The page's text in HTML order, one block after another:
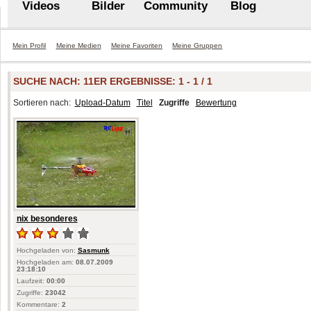
Videos Bilder Community Blog
Mein Profil Meine Medien Meine Favoriten Meine Gruppen
SUCHE NACH: 11ER ERGEBNISSE: 1 - 1 / 1
Sortieren nach: Upload-Datum Titel Zugriffe Bewertung
nix besonderes
Hochgeladen von: Sasmunk
Hochgeladen am: 08.07.2009
23:18:10
Laufzeit: 00:00
Zugriffe: 23042
Kommentare: 2